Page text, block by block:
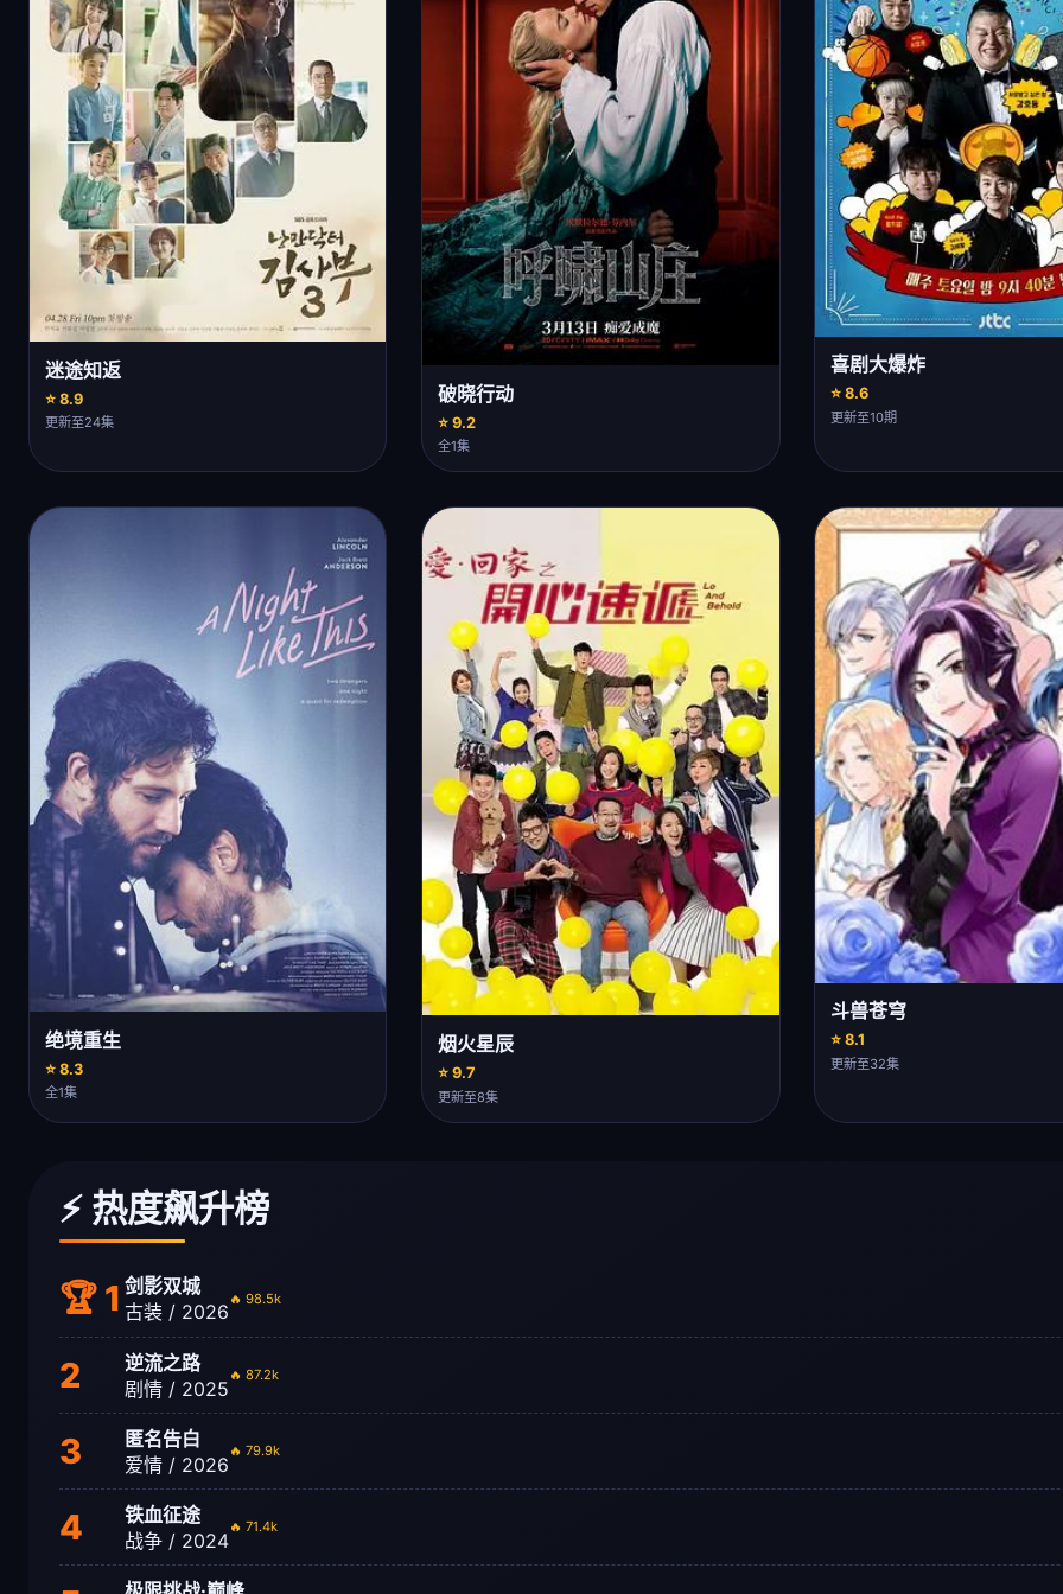
迷途知返
⭐ 8.9
更新至24集
破晓行动
⭐ 9.2
全1集
喜剧大爆炸
⭐ 8.6
更新至10期
绝境重生
⭐ 8.3
全1集
烟火星辰
⭐ 9.7
更新至8集
斗兽苍穹
⭐ 8.1
更新至32集
⚡ 热度飙升榜
🏆 1 剑影双城
古装 / 2026
🔥 98.5k
2
逆流之路
剧情 / 2025
🔥 87.2k
3
匿名告白
爱情 / 2026
🔥 79.9k
4
铁血征途
战争 / 2024
🔥 71.4k